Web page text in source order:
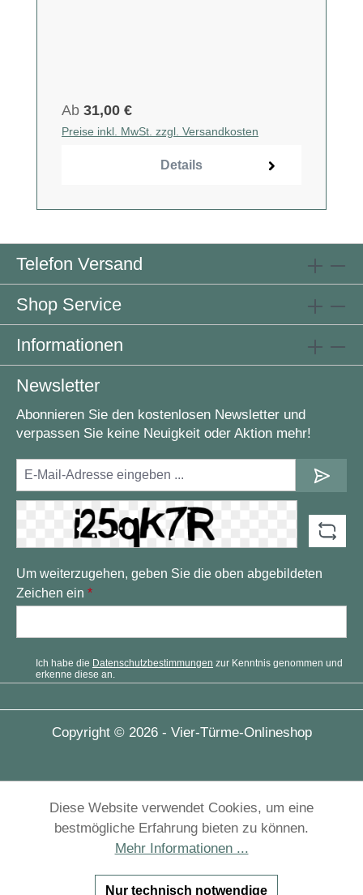
Ab 31,00 €
Preise inkl. MwSt. zzgl. Versandkosten
Details
Telefon Versand
Shop Service
Informationen
Newsletter
Abonnieren Sie den kostenlosen Newsletter und
verpassen Sie keine Neuigkeit oder Aktion mehr!
Um weiterzugehen, geben Sie die oben abgebildeten
Zeichen ein *
Ich habe die Datenschutzbestimmungen zur Kenntnis genommen und
erkenne diese an.
Copyright © 2026 - Vier-Türme-Onlineshop
Diese Website verwendet Cookies, um eine
bestmögliche Erfahrung bieten zu können.
Mehr Informationen ...
Nur technisch notwendige